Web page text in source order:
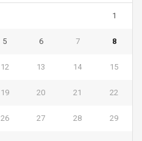
1
5 6 7 8
12 13 14 15
19 20 21 22
26 27 28 29